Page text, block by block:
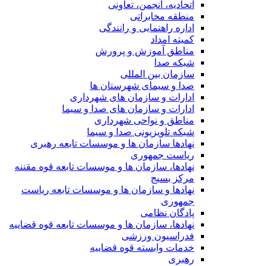
اتحادیه، انجمن، تعاونی
منطقه مخابراتی
اداره راهنمایی و رانندگی
کمیته امداد
مناطق آموزش و پرورش
شبکه صدا
سازمان بین المللی
صدا و سیمای شهرستان ها
ادارات و سازمان های شهرداری
ادارات و سازمان های صدا و سیما
مناطق و نواحی شهرداری
شبکه تلویزیونی صدا و سیما
نهادها سازمان ها و موسسات تابعه رهبری
ریاست جمهوری
نهادها، سازمان ها و موسسات تابعه قوه مقننه
مرکز بسیج
نهادها و سازمان ها و موسسات تابعه ریاست
جمهوری
پادگان نظامی
نهادها، سازمان ها و موسسات تابعه قوه قضاییه
فدراسیون ورزشی
خدمات وابسته قوه قضاییه
رهبری